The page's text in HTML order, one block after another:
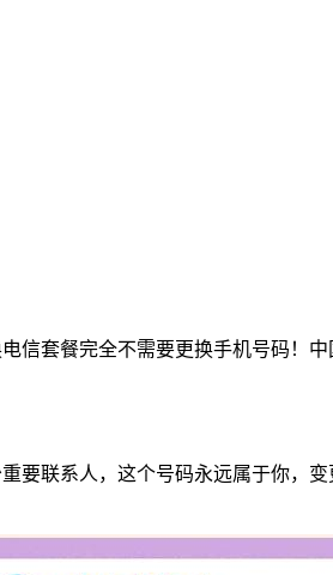
套餐完全不需要更换手机号码！
要联系人，这个号码永远属于你，